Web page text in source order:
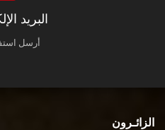
البريد
أرسل
الزائـرون